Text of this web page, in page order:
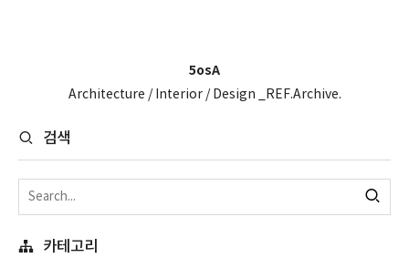
5osA
Architecture / Interior / Design _REF.Archive.
검색
카테고리